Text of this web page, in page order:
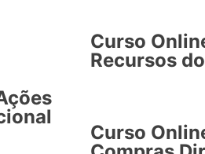
Curso
Recursos
Curso